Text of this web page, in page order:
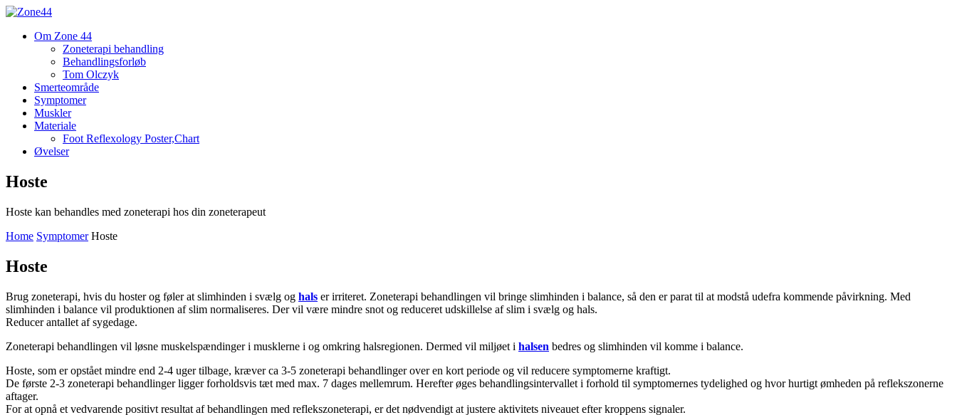
Om Zone 44
Zoneterapi behandling
Behandlingsforløb
Tom Olczyk
Smerteområde
Symptomer
Muskler
Materiale
Foot Reflexology Poster,Chart
Øvelser
Hoste
Hoste kan behandles med zoneterapi hos din zoneterapeut
Home Symptomer Hoste
Hoste
Brug zoneterapi, hvis du hoster og føler at slimhinden i svælg og hals er irriteret. Zoneterapi behandlingen vil bringe slimhinden i balance, så den er parat til at modstå udefra kommende påvirkning. Med
slimhinden i balance vil produktionen af slim normaliseres. Der vil være mindre snot og reduceret udskillelse af slim i svælg og hals.
Reducer antallet af sygedage.
Zoneterapi behandlingen vil løsne muskelspændinger i musklerne i og omkring halsregionen. Dermed vil miljøet i halsen bedres og slimhinden vil komme i balance.
Hoste, som er opstået mindre end 2-4 uger tilbage, kræver ca 3-5 zoneterapi behandlinger over en kort periode og vil reducere symptomerne kraftigt.
De første 2-3 zoneterapi behandlinger ligger forholdsvis tæt med max. 7 dages mellemrum. Herefter øges behandlingsintervallet i forhold til symptomernes tydelighed og hvor hurtigt ømheden på reflekszonerne
aftager.
For at opnå et vedvarende positivt resultat af behandlingen med reflekszoneterapi, er det nødvendigt at justere aktivitets niveauet efter kroppens signaler.